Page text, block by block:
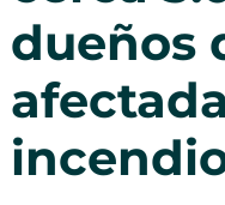
dueños